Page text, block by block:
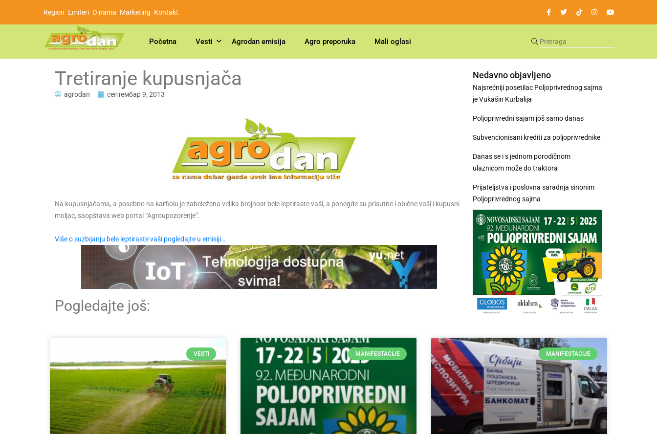
Region Emiteri O nama Marketing Kontakt
Početna Vesti Agrodan emisija Agro preporuka Mali oglasi
Tretiranje kupusnjača
agrodan септембар 9, 2013
Na kupusnjačama, a posebno na karfiolu je zabeležena velika brojnost bele leptiraste vaši, a ponegde su prisutne i obične vaši i kupusni
moljac, saopštava web portal “Agroupozorenje”.
Više o suzbijanju bele leptiraste vaši pogledajte u emisiji…
Pogledajte još:
Nedavno objavljeno
Najsrećniji posetilac Poljoprivrednog sajma
je Vukašin Kurbalija
Poljoprivredni sajam još samo danas
Subvencionisani krediti za poljoprivrednike
Danas se i s jednom porodičnom
ulaznicom može do traktora
Prijateljstva i poslovna saradnja sinonim
Poljoprivrednog sajma
VESTI MANIFESTACIJE MANIFESTACIJE